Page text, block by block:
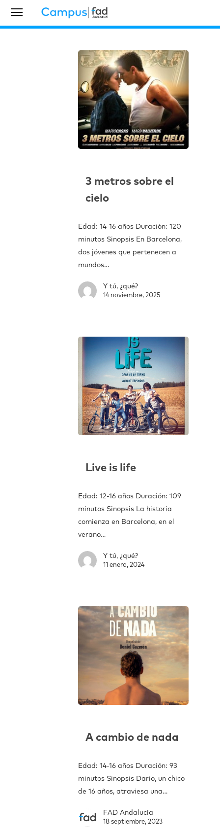
3 metros sobre el
cielo
Edad: 14-16 años Duración: 120
minutos Sinopsis En Barcelona,
dos jóvenes que pertenecen a
mundos…
Y tú, ¿qué?
14 noviembre, 2025
Live is life
Edad: 12-16 años Duración: 109
minutos Sinopsis La historia
comienza en Barcelona, en el
verano…
Y tú, ¿qué?
11 enero, 2024
A cambio de nada
Edad: 14-16 años Duración: 93
minutos Sinopsis Dario, un chico
de 16 años, atraviesa una…
FAD Andalucía
18 septiembre, 2023